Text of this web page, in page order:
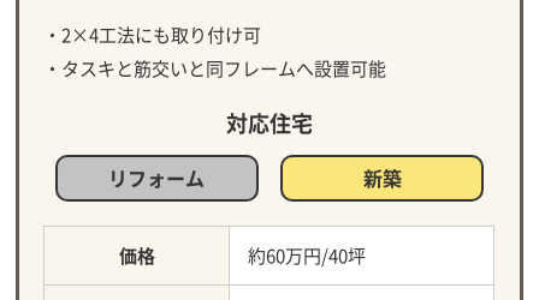
・2×4工法にも取り付け可
・タスキと筋交いと同フレームへ設置可能
対応住宅
リフォーム 新築
価格 約60万円/40坪